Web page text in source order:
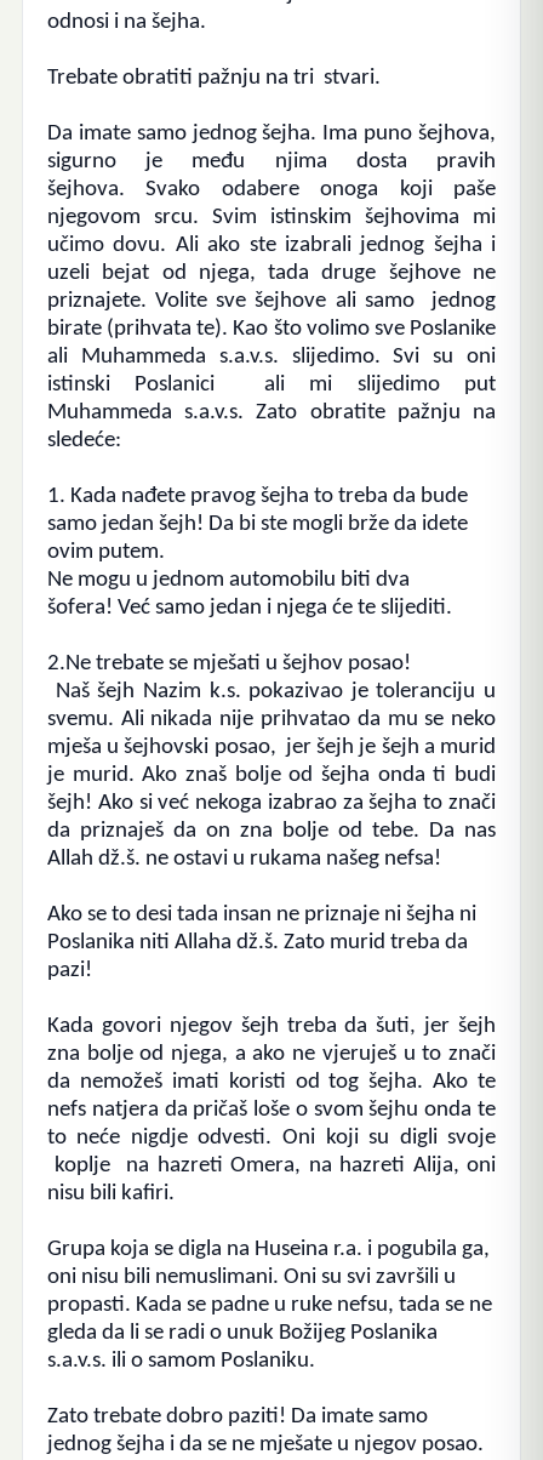
odnosi i na šejha.
Trebate obratiti pažnju na tri stvari.
Da imate samo jednog šejha. Ima puno šejhova,
sigurno je među njima dosta pravih
šejhova. Svako odabere onoga koji paše
njegovom srcu. Svim istinskim šejhovima mi
učimo dovu. Ali ako ste izabrali jednog šejha i
uzeli bejat od njega, tada druge šejhove ne
priznajete. Volite sve šejhove ali samo jednog
birate (prihvata te). Kao što volimo sve Poslanike
ali Muhammeda s.a.v.s. slijedimo. Svi su oni
istinski Poslanici ali mi slijedimo put
Muhammeda s.a.v.s. Zato obratite pažnju na
sledeće:
1. Kada nađete pravog šejha to treba da bude
samo jedan šejh! Da bi ste mogli brže da idete
ovim putem.
Ne mogu u jednom automobilu biti dva
šofera! Već samo jedan i njega će te slijediti.
2.Ne trebate se mješati u šejhov posao!
Naš šejh Nazim k.s. pokazivao je toleranciju u
svemu. Ali nikada nije prihvatao da mu se neko
mješa u šejhovski posao, jer šejh je šejh a murid
je murid. Ako znaš bolje od šejha onda ti budi
šejh! Ako si već nekoga izabrao za šejha to znači
da priznaješ da on zna bolje od tebe.
Da nas
Allah dž.š. ne ostavi u rukama našeg nefsa!
Ako se to desi tada insan ne priznaje ni šejha ni
Poslanika niti Allaha dž.š. Zato murid treba da
pazi!
Kada govori njegov šejh treba da šuti, jer šejh
zna bolje od njega, a ako ne vjeruješ u to znači
da nemožeš imati koristi od tog šejha. Ako te
nefs natjera da pričaš loše o svom šejhu onda te
to neće nigdje odvesti. Oni koji su digli svoje
koplje na hazreti Omera, na hazreti Alija, oni
nisu bili kafiri.
Grupa koja se digla na Huseina r.a. i pogubila ga,
oni nisu bili nemuslimani. Oni su svi završili u
propasti. Kada se padne u ruke nefsu, tada se ne
gleda da li se radi o unuk Božijeg Poslanika
s.a.v.s. ili o samom Poslaniku.
Zato trebate dobro paziti! Da imate samo
jednog šejha i da se ne mješate u njegov posao.